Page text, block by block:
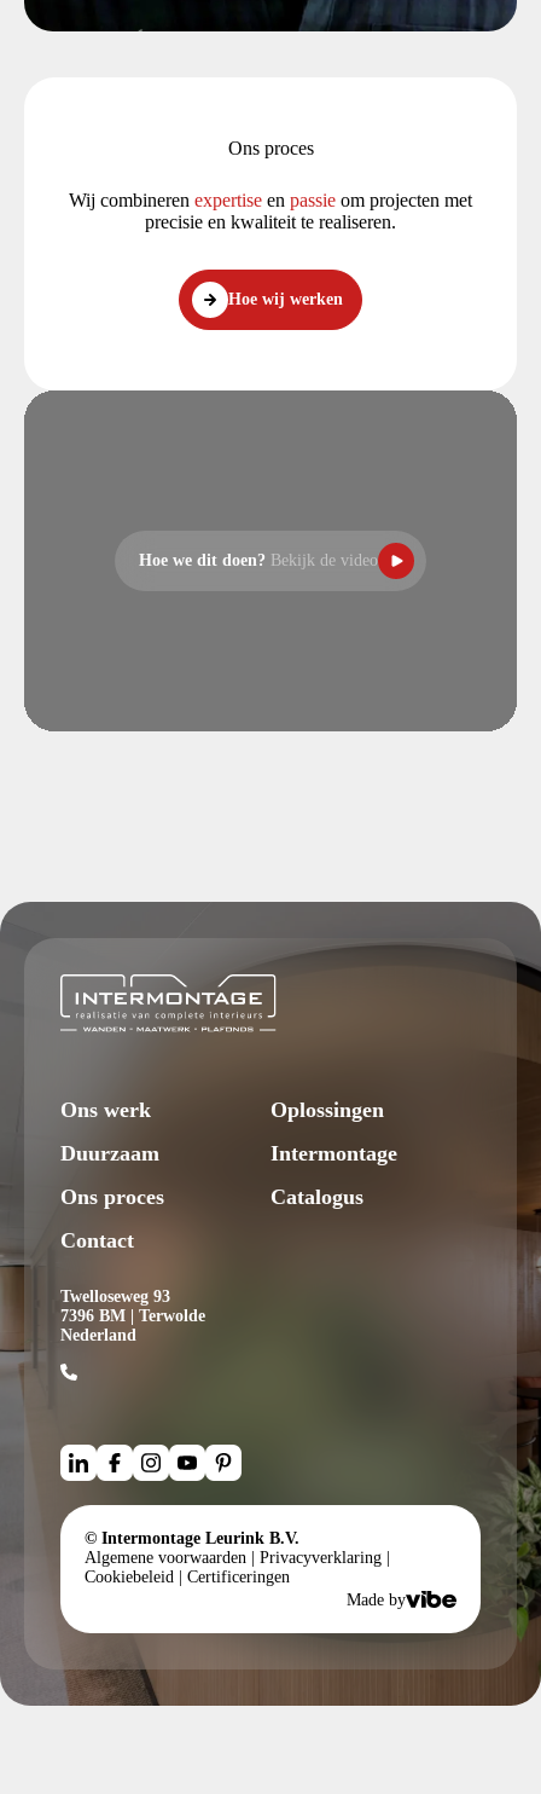
Ons proces
Wij combineren expertise en passie om projecten met
precisie en kwaliteit te realiseren.
Hoe wij werken
Hoe we dit doen? Bekijk de video
Ons werk
Oplossingen
Duurzaam
Intermontage
Ons proces
Catalogus
Contact
Twelloseweg 93
7396 BM | Terwolde
Nederland
© Intermontage Leurink B.V.
Algemene voorwaarden
Privacyverklaring
Cookiebeleid
Certificeringen
Made by